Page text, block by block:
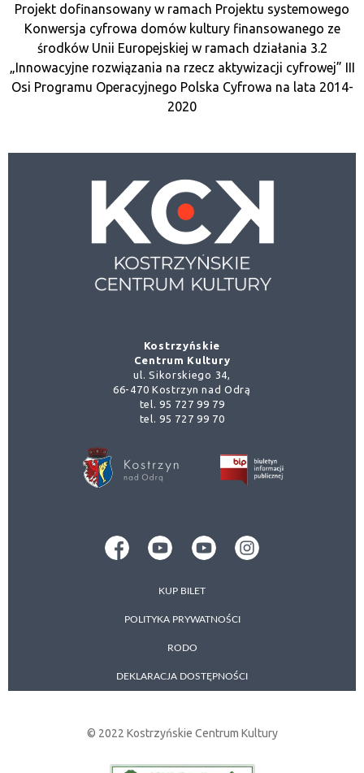
Projekt dofinansowany w ramach Projektu systemowego
Konwersja cyfrowa domów kultury finansowanego ze
środków Unii Europejskiej w ramach działania 3.2
„Innowacyjne rozwiązania na rzecz aktywizacji cyfrowej” III
Osi Programu Operacyjnego Polska Cyfrowa na lata 2014-
2020
Kostrzyńskie
Centrum Kultury
ul. Sikorskiego 34,
66-470 Kostrzyn nad Odrą
tel. 95 727 99 79
tel. 95 727 99 70
KUP BILET
POLITYKA PRYWATNOŚCI
RODO
DEKLARACJA DOSTĘPNOŚCI
© 2022 Kostrzyńskie Centrum Kultury